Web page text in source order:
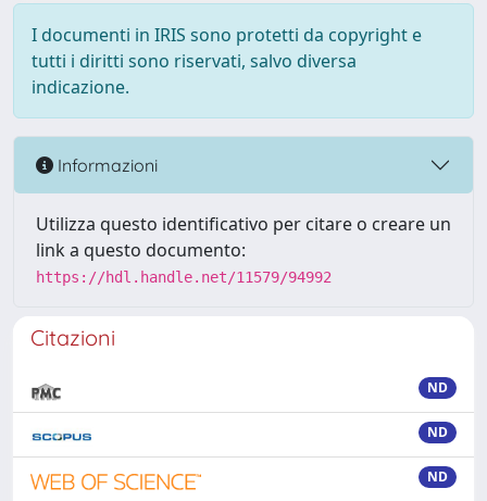
I documenti in IRIS sono protetti da copyright e
tutti i diritti sono riservati, salvo diversa
indicazione.
Informazioni
Utilizza questo identificativo per citare o creare un
link a questo documento:
https://hdl.handle.net/11579/94992
Citazioni
ND
ND
ND